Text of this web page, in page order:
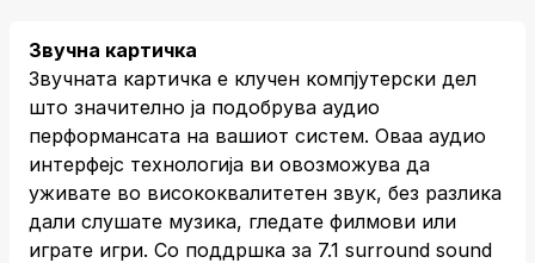
Звучна картичка
Звучната картичка е клучен компјутерски дел
што значително ја подобрува аудио
перформансата на вашиот систем. Оваа аудио
интерфејс технологија ви овозможува да
уживате во висококвалитетен звук, без разлика
дали слушате музика, гледате филмови или
играте игри. Со поддршка за 7.1 surround sound